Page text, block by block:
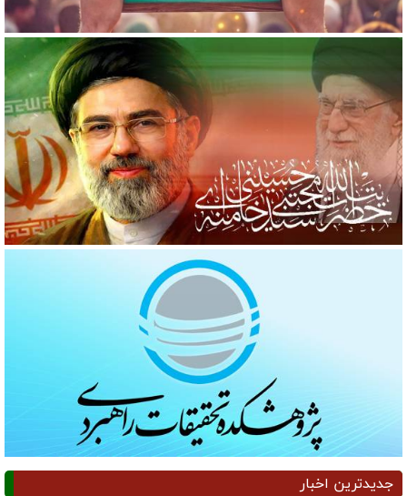
جدیدترین اخبار